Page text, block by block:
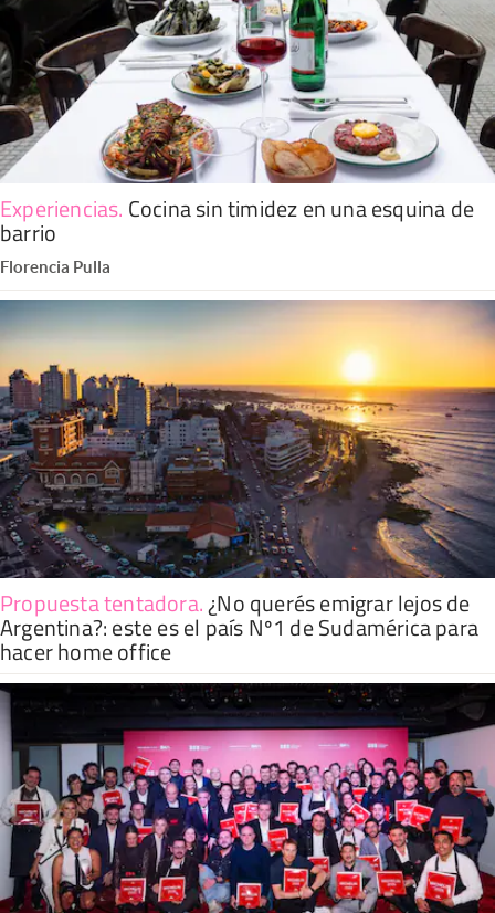
Experiencias. Cocina sin timidez en una esquina de
barrio
Florencia Pulla
Propuesta tentadora.¿No querés emigrar lejos de
Argentina?: este es el país Nº1 de Sudamérica para
hacer home office